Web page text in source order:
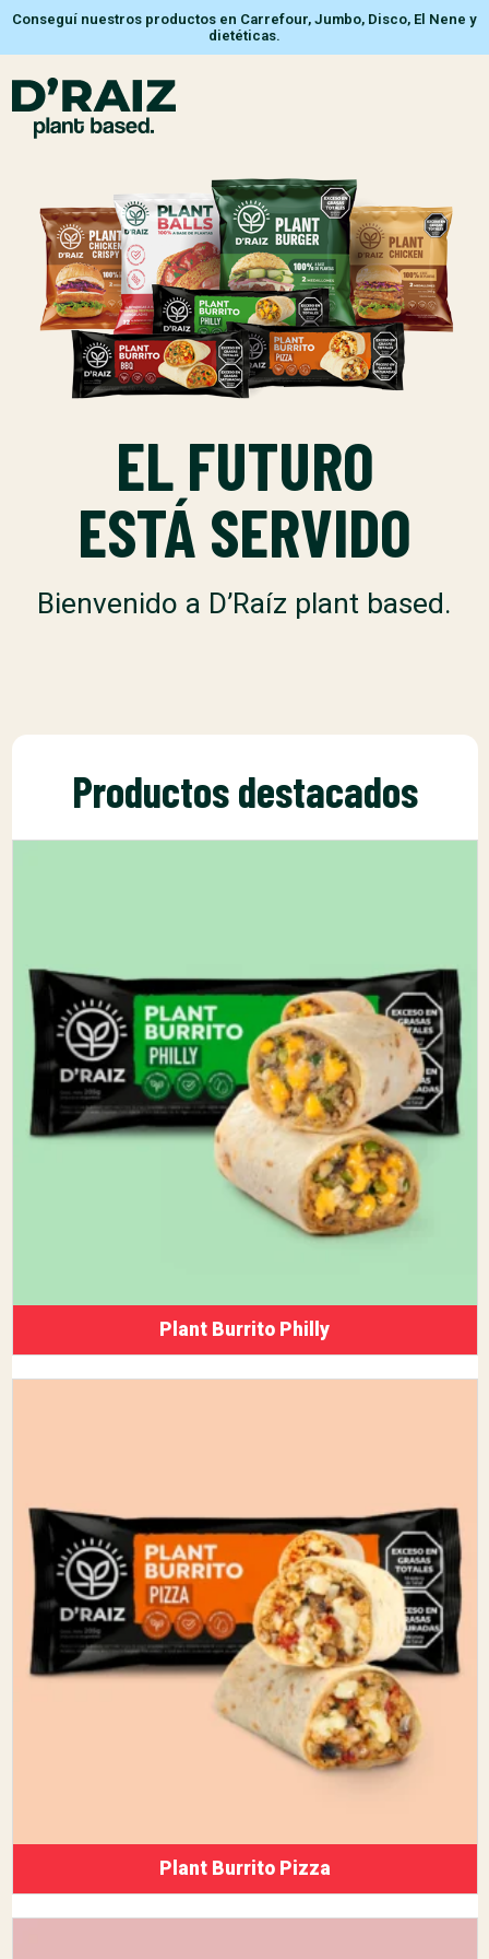
Conseguí nuestros productos en Carrefour, Jumbo, Disco, El Nene y
dietéticas.
EL FUTURO
ESTÁ SERVIDO
Bienvenido a D’Raíz plant based.
Productos destacados
Plant Burrito Philly
Plant Burrito Pizza